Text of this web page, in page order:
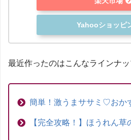
Yahooショッピ
最近作ったのはこんなラインナッ
簡単！激うまササミ♡おか
【完全攻略！】ほうれん草